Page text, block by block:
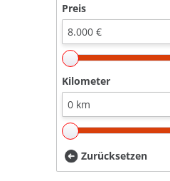
Preis
Kilometer
Zurücksetzen